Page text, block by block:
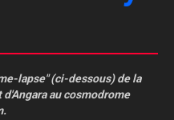
lapse" (ci-dessous) de la
au cosmodrome